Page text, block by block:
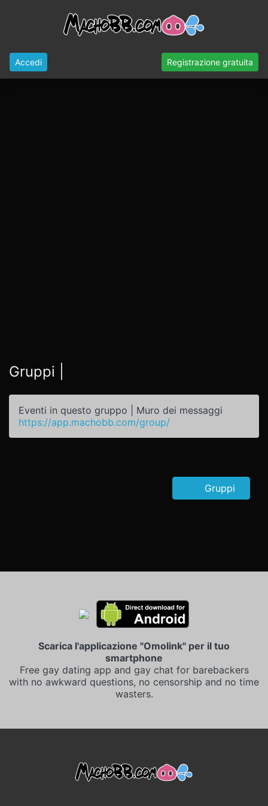
Accedi Registrazione gratuita
Gruppi |
Eventi in questo gruppo | Muro dei messaggi
https://app.machobb.com/group/
Gruppi
Scarica l'applicazione "Omolink" per il tuo
smartphone
Free gay dating app and gay chat for barebackers
with no awkward questions, no censorship and no time
wasters.